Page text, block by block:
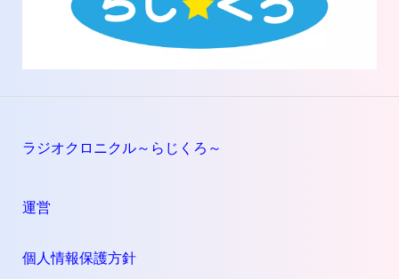
ラジオクロニクル～らじくろ～
運営
個人情報保護方針